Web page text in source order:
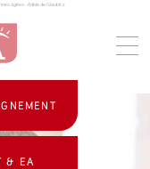
âgées - Adèle de Glaubitz
& EA